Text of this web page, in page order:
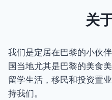
关
我们是定居在巴黎的小伙
国当地尤其是巴黎的美食
留学生活，移民和投资置
持我们。